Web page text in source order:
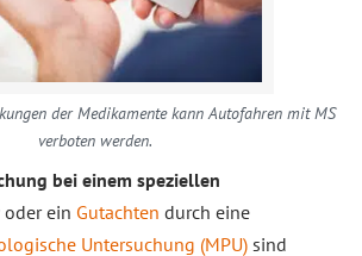
der Medikamente kann Autofahren mit MS
verboten werden.
bei einem speziellen
oder ein Gutachten durch eine
Untersuchung (MPU) sind